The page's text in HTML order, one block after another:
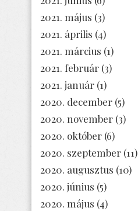
2021. május (3)
2021. április (4)
2021. március (1)
2021. február (3)
2021. január (1)
2020. december (5)
2020. november (3)
2020. október (6)
2020. szeptember (11)
2020. augusztus (10)
2020. június (5)
2020. május (4)